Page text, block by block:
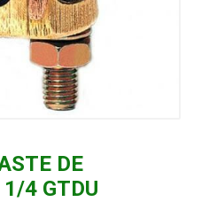
DE
4 GTDU